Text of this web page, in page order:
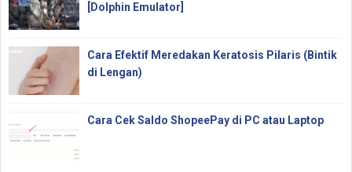
[Dolphin Emulator]
Cara Efektif Meredakan Keratosis Pilaris (Bintik
di Lengan)
Cara Cek Saldo ShopeePay di PC atau Laptop